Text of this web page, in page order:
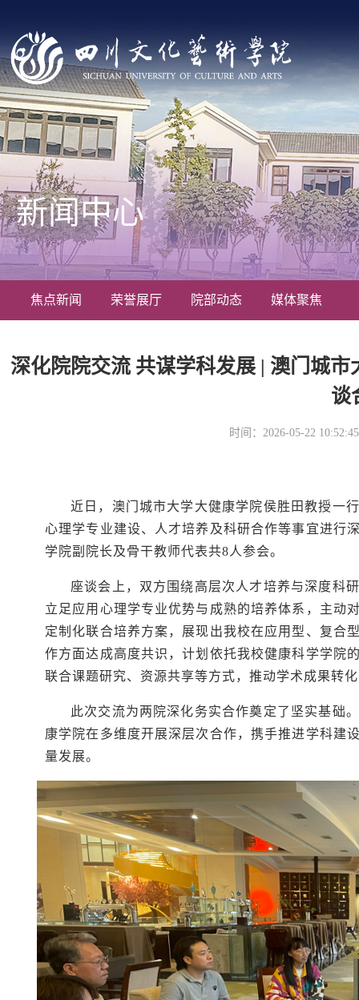
焦点新闻 荣誉展厅 院部动态 媒体聚焦
新闻中心
深化院院交流 共谋学科发展 | 澳门城
谈
时间：2026-05-22
近日，澳门城市大学大健康学院侯胜田教授一
心理学专业建设、人才培养及科研合作等事宜进行
学院副院长及骨干教师代表共8人参会。
座谈会上，双方围绕高层次人才培养与深度科
立足应用心理学专业优势与成熟的培养体系，主动
定制化联合培养方案，展现出我校在应用型、复合
作方面达成高度共识，计划依托我校健康科学学院
联合课题研究、资源共享等方式，推动学术成果转
此次交流为两院深化务实合作奠定了坚实基础
康学院在多维度开展深层次合作，携手推进学科建
量发展。